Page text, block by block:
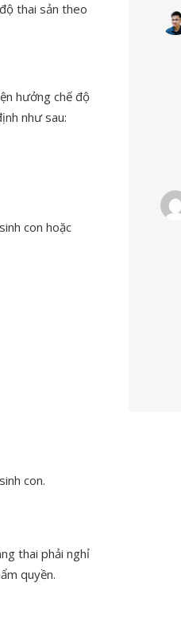
thai sản theo
hưởng chế độ
như sau:
con hoặc
con.
thai phải nghỉ
quyền.